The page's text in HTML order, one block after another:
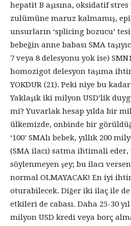
hepatit B aşısına, oksidatif stres
zulümüne maruz kalmamış,
unsurların ‘splicing bozucu’
bebeğin anne babası SMA
7 veya 8 delesyonu yok ise)
homozigot delesyon taşıma
YOKDUR (21). Peki niye bu kadar
Yaklaşık iki milyon USD’lik
mi? Yuvarlak hesap yılda bir
ülkemizde, onbinde bir
‘100’ SMAlı bebek, yıllık 200
(SMA ilacı) satma ihtimali
söylenmeyen şey; bu ilacı
normal OLMAYACAK! En iyi
oturabilecek. Diğer iki ilaç ile
etkileri de cabası. Daha 25-30
milyon USD kredi veya borç